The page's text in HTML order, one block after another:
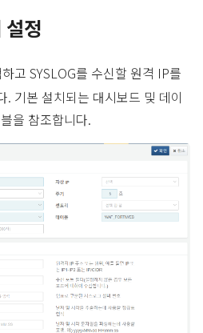
설정
고 SYSLOG를 수신할 원격 IP를
. 기본 설치되는 대시보드 및 데이
을 참조합니다.